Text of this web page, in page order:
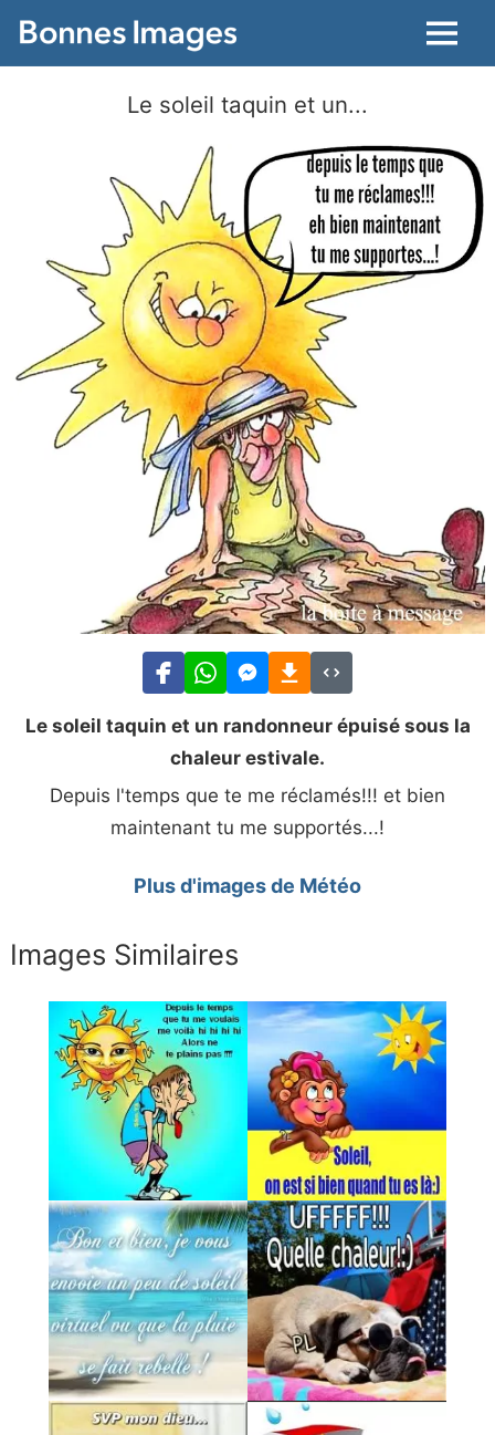
Menu
Le soleil taquin et un...
Le soleil taquin et un randonneur épuisé sous la
chaleur estivale.
Depuis l'temps que te me réclamés!!! et bien
maintenant tu me supportés...!
Plus d'images de Météo
Images Similaires